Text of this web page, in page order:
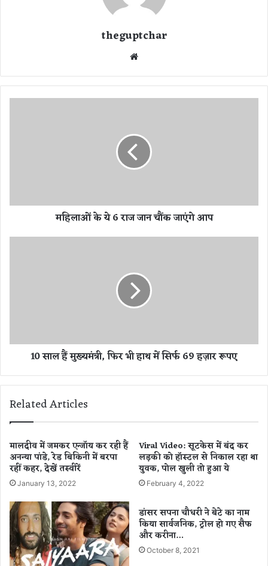
theguptchar
te
ज
महिलाओं के ये 6 राज जान चौंक जाएंगे आप
त्री
हा
सि
र्फ
6
9
ज़ा
र
रू
प
ए
10 साल हैं मुख्यमंत्री, फिर भी हाथ में सिर्फ 69 हज़ार रूपए
Related Articles
मालदीव में जमकर एन्जॉय कर रही हैं
अनन्या पांडे, रेड बिकिनी में बरपा
रहीं कहर, देखें तस्वीरें
January 13, 2022
Viral Video: सूटकेस में बंद कर
लड़की को हॉस्टल से निकाल रहा था
युवक, पोल खुली तो हुआ ये
February 4, 2022
डांसर सपना चौधरी ने बेटे का नाम
किया सार्वजनिक, ट्रोल हो गए सैफ
और करीना…
October 8, 2021